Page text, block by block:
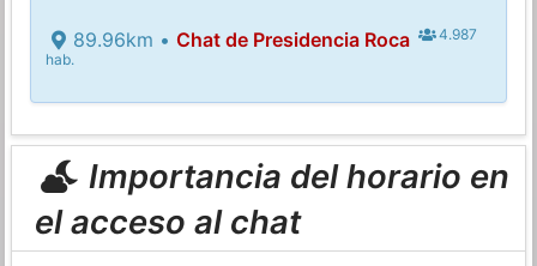
89.96km • Chat de Presidencia Roca
4.987
hab.
Importancia del horario en
el acceso al chat